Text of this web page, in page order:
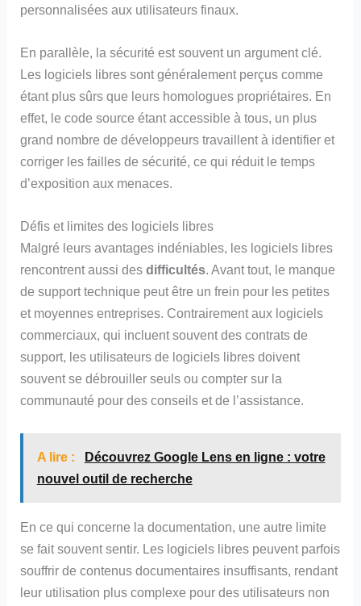
personnalisées aux utilisateurs finaux.
En parallèle, la sécurité est souvent un argument clé.
Les logiciels libres sont généralement perçus comme
étant plus sûrs que leurs homologues propriétaires. En
effet, le code source étant accessible à tous, un plus
grand nombre de développeurs travaillent à identifier et
corriger les failles de sécurité, ce qui réduit le temps
d’exposition aux menaces.
Défis et limites des logiciels libres
Malgré leurs avantages indéniables, les logiciels libres
rencontrent aussi desdifficultés. Avant tout, le manque
de support technique peut être un frein pour les petites
et moyennes entreprises. Contrairement aux logiciels
commerciaux, qui incluent souvent des contrats de
support, les utilisateurs de logiciels libres doivent
souvent se débrouiller seuls ou compter sur la
communauté pour des conseils et de l’assistance.
A lire :
Découvrez Google Lens en ligne : votre
nouvel outil de recherche
En ce qui concerne la documentation, une autre limite
se fait souvent sentir. Les logiciels libres peuvent parfois
souffrir de contenus documentaires insuffisants, rendant
leur utilisation plus complexe pour des utilisateurs non